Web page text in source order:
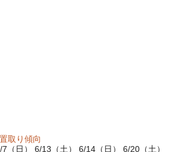
取り傾向
（日） 6/13（土） 6/14（日） 6/20（土）